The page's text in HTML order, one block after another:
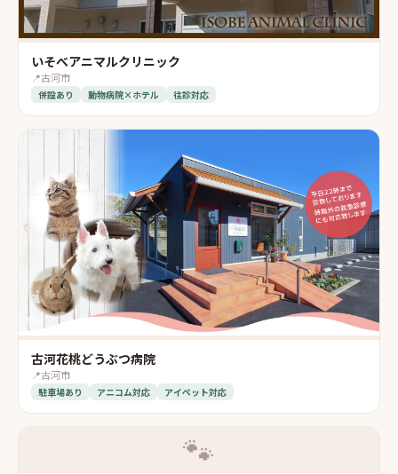
いそべアニマルクリニック
📍古河市
併設あり 動物病院×ホテル 往診対応
古河花桃どうぶつ病院
📍古河市
駐車場あり アニコム対応 アイペット対応
🐾